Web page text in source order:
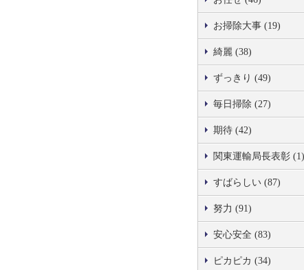
お掃除大事 (19)
綺麗 (38)
ずっきり (49)
毎日掃除 (27)
期待 (42)
関東運輸局長表彰 (1)
すばらしい (87)
努力 (91)
安心安全 (83)
ピカピカ (34)